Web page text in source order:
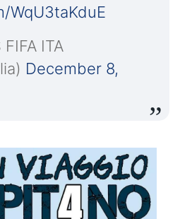
WqU3taKduE
ITA
December 8,